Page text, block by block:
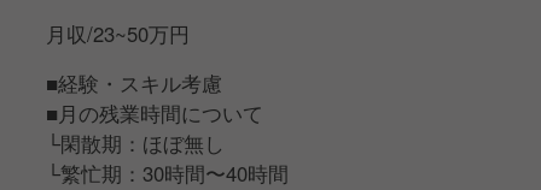
月収/23~50万円
■経験・スキル考慮
■月の残業時間について
└閑散期：ほぼ無し
└繁忙期：30時間〜40時間